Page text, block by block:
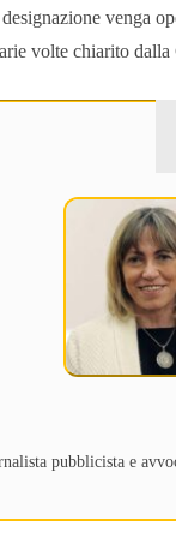
venga
volte chiarito
pubblicista e